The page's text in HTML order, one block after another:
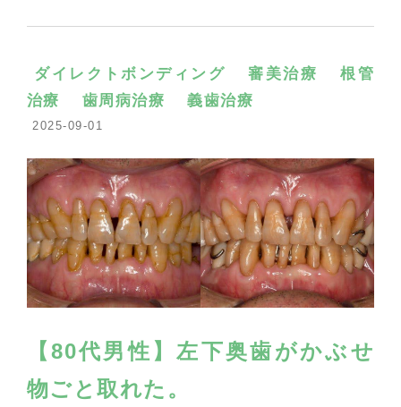
ダイレクトボンディング 審美治療
根管
治療
歯周病治療 義歯治療
2025-09-01
【80代男性】左下奥歯がかぶせ
物ごと取れた。